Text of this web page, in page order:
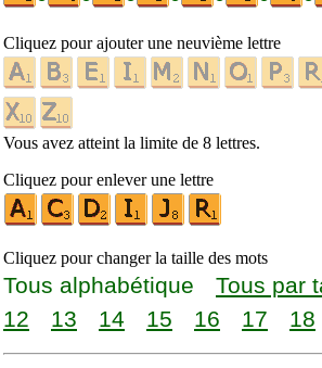
Cliquez pour ajouter une neuvième lettre
Vous avez atteint la limite de 8 lettres.
Cliquez pour enlever une lettre
Cliquez pour changer la taille des mots
Tous alphabétique Tous par
12
13 14 15 16 17 18